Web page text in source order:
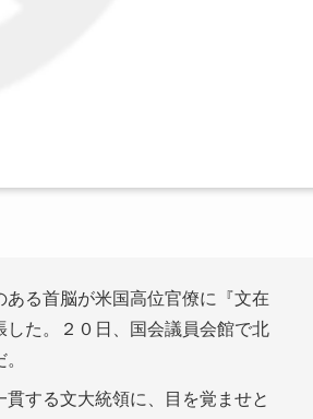
る首脳が米国高位官僚に『文在
た。２０日、国会議員会館で北
する文大統領に、目を覚ませと